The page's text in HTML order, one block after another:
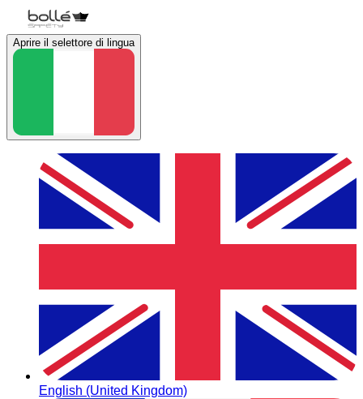
Aprire il selettore di lingua
English (United Kingdom)